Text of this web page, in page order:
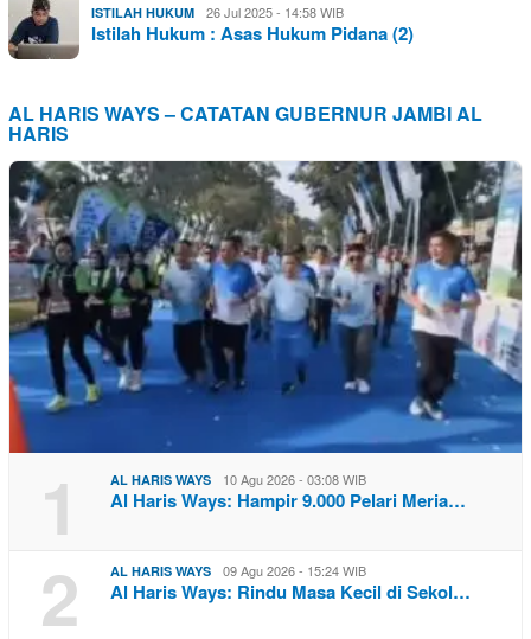
ISTILAH HUKUM 26 Jul 2025 - 14:58 WIB
Istilah Hukum : Asas Hukum Pidana (2)
AL HARIS WAYS – CATATAN GUBERNUR JAMBI AL
HARIS
1 AL HARIS WAYS 10 Agu 2026 - 03:08 WIB
Al Haris Ways: Hampir 9.000 Pelari Meria…
2 AL HARIS WAYS 09 Agu 2026 - 15:24 WIB
Al Haris Ways: Rindu Masa Kecil di Sekol…